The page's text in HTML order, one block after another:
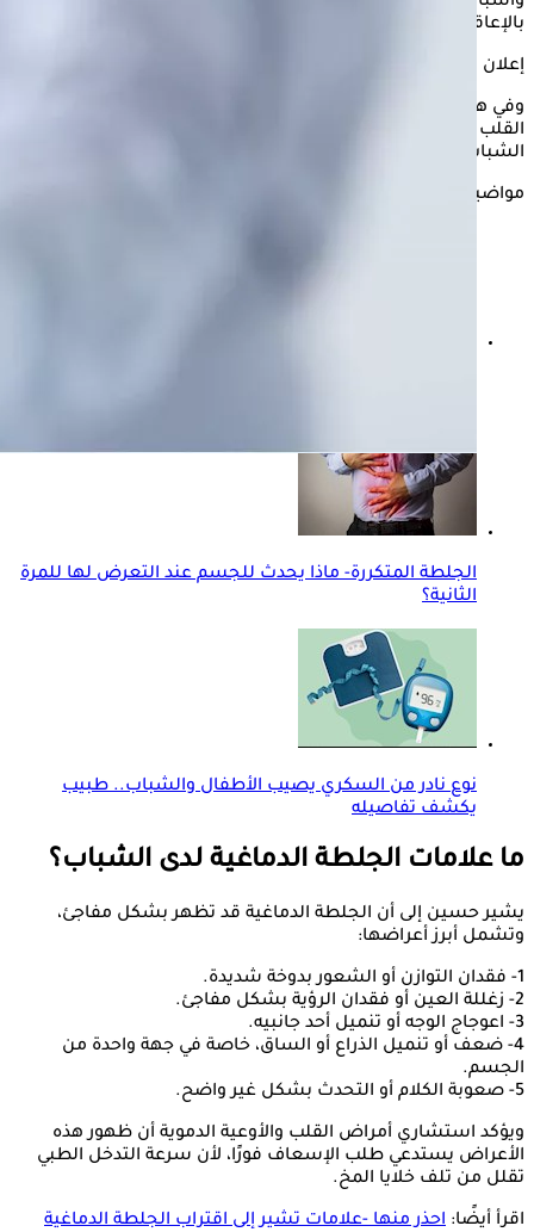
بالإعاقة.
إعلان
وفي هذا السياق، يوضح الدكتور شريف حسين، استشاري أمراض
القلب والأوعية الدموية، أسباب الإصابة بالجلطة الدماغية لدى
الشباب، وأهم طرق الوقاية منها.
مواضيع ذات صلة
الجلطة المتكررة- ماذا يحدث للجسم عند التعرض لها للمرة
الثانية؟
نوع نادر من السكري يصيب الأطفال والشباب.. طبيب
يكشف تفاصيله
ما علامات الجلطة الدماغية لدى الشباب؟
يشير حسين إلى أن الجلطة الدماغية قد تظهر بشكل مفاجئ،
وتشمل أبرز أعراضها:
1- فقدان التوازن أو الشعور بدوخة شديدة.
2- زغللة العين أو فقدان الرؤية بشكل مفاجئ.
3- اعوجاج الوجه أو تنميل أحد جانبيه.
4- ضعف أو تنميل الذراع أو الساق، خاصة في جهة واحدة من
الجسم.
5- صعوبة الكلام أو التحدث بشكل غير واضح.
ويؤكد استشاري أمراض القلب والأوعية الدموية أن ظهور هذه
الأعراض يستدعي طلب الإسعاف فورًا، لأن سرعة التدخل الطبي
تقلل من تلف خلايا المخ.
اقرأ أيضًا: احذر منها -علامات تشير إلى اقتراب الجلطة الدماغية